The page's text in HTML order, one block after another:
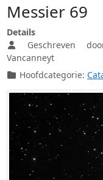
Messier 69
Details
Geschreven
Vancanneyt
Hoofdcategorie: